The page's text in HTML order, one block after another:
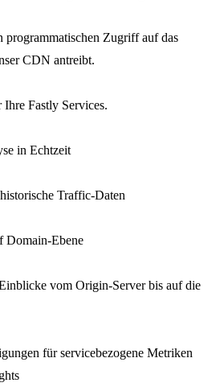
programmatischen Zugriff auf das
CDN antreibt.
Fastly Services.
in Echtzeit
Traffic-Daten
Domain-Ebene
vom Origin-Server bis auf die
für servicebezogene Metriken